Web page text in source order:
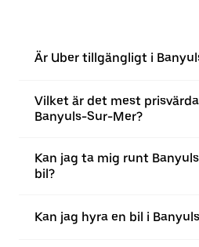
Är Uber tillgängligt i
Vilket är det mest
Banyuls-Sur-Mer?
Kan jag ta mig runt
bil?
Kan jag hyra en bil i